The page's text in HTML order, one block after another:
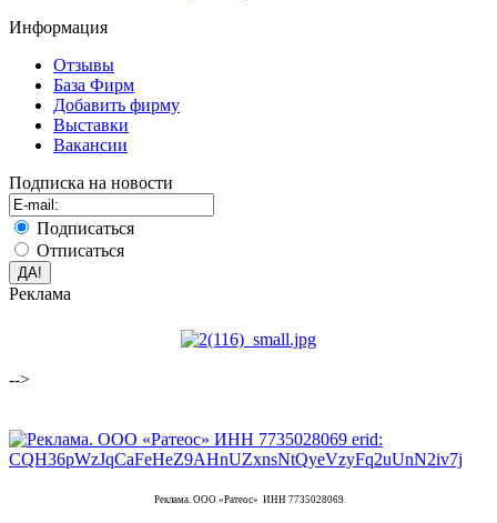
Информация
Отзывы
База Фирм
Добавить фирму
Выставки
Вакансии
Подписка на новости
Подписаться
Отписаться
Реклама
-->
Реклама. ООО «Ратеос» ИНН 7735028069